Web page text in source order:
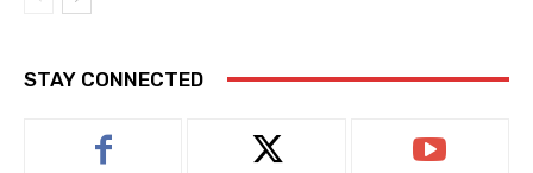
STAY CONNECTED